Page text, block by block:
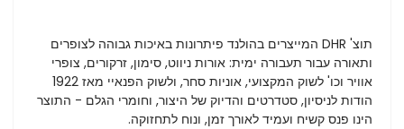
תוצ' DHR המייצרים בהולנד פיתרונות באיכות גבוהה לצופרים
ותאורה עבור תעבורה ימית: אורות ניווט, סימון, זרקורים, צופרי
אוויר וכו' לשוק המקצועי, אוניות סחר, ולשוק הפנאיי מאז 1922
הודות לניסיון, סטדרטים והדיוק של היצור, וחומרי הגלם - התוצר
הינו פנס קשיח ועמיד לאורך זמן, ונוח לתחזוקה.